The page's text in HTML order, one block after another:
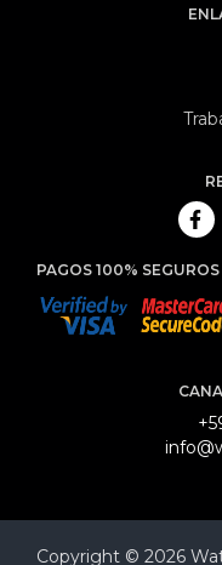
PAGOS 100% SEGUROS
Copyright © 2026